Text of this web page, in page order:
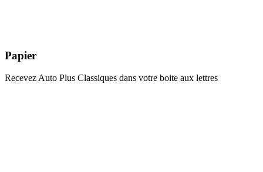
Papier
Recevez Auto Plus Classiques dans votre boite aux lettres